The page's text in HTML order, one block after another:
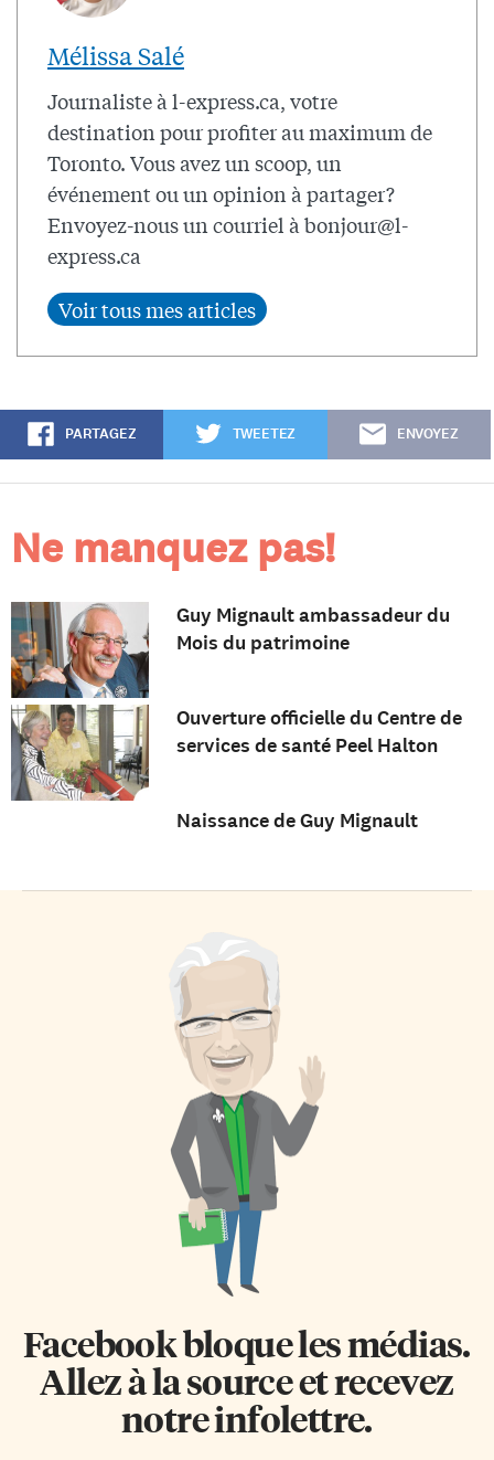
Mélissa Salé
Journaliste à l-express.ca, votre
destination pour profiter au maximum de
Toronto. Vous avez un scoop, un
événement ou un opinion à partager?
Envoyez-nous un courriel àbonjour@l-
express.ca
PARTAGEZ TWEETEZ ENVOYEZ
Ne manquez pas!
Guy Mignault ambassadeur du
Mois du patrimoine
Ouverture officielle du Centre de
services de santé Peel Halton
Naissance de Guy Mignault
Facebook bloque les médias.
Allez à la source et recevez
notre infolettre.